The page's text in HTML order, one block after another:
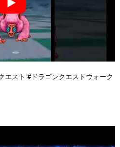
エスト #ドラゴンクエストウォーク